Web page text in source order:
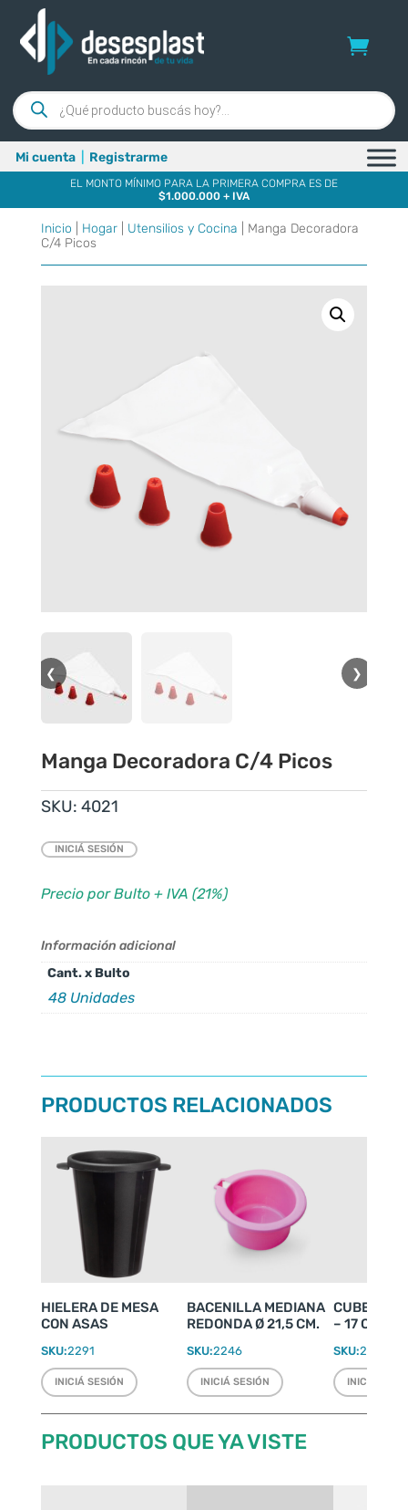
Búsqueda
de
productos
Mi cuenta Registrarme
EL MONTO MÍNIMO PARA LA PRIMERA COMPRA ES DE
$1.000.000 + IVA
Inicio Hogar| Utensilios y Cocina | Manga Decoradora
C/4 Picos
❮ ❯
Manga Decoradora C/4 Picos
SKU: 4021
INICIÁ SESIÓN
Precio por Bulto + IVA (21%)
Información adicional
Cant. x Bulto
48 Unidades
PRODUCTOS RELACIONADOS
HIELERA DE MESA
CON ASAS
SKU:2291
INICIÁ SESIÓN
BACENILLA MEDIANA
REDONDA Ø 21,5 CM.
SKU:2246
INICIÁ SESIÓN
– 17
SKU:2074
INICIÁ
PRODUCTOS QUE YA VISTE